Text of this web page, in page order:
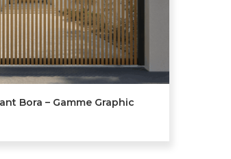
Bora – Gamme Graphic